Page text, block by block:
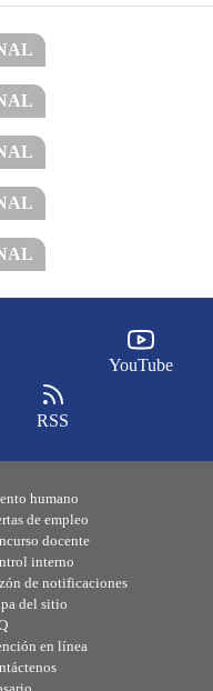
YouTube
RSS
humano
de empleo
docente
interno
de notificaciones
del sitio
en línea